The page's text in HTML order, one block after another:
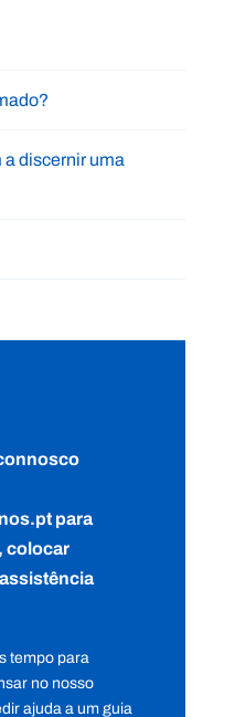
discernir uma
para
colocar
tempo para
no nosso
ajuda a um guia